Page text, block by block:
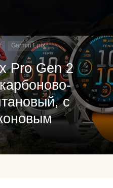
Garmin Epix
Pro Gen 2
с